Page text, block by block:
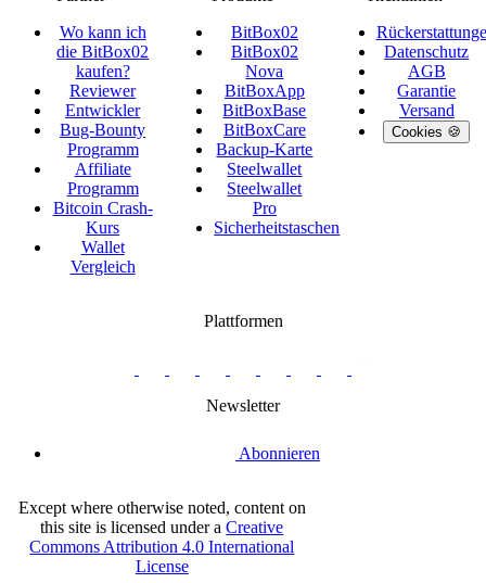
Wo kann ich
die BitBox02
kaufen?
Reviewer
Entwickler
Bug-Bounty
Programm
Affiliate
Programm
Bitcoin Crash-
Kurs
Wallet
Vergleich
BitBox02
BitBox02
Nova
BitBoxApp
BitBoxBase
BitBoxCare
Backup-Karte
Steelwallet
Steelwallet
Pro
Sicherheitstaschen
Datenschutz
AGB
Garantie
Versand
Cookies 🍪
Plattformen
swiss
group
Newsletter
Abonnieren
Except where otherwise noted, content on
this site is licensed under aCreative
Commons Attribution 4.0 International
License